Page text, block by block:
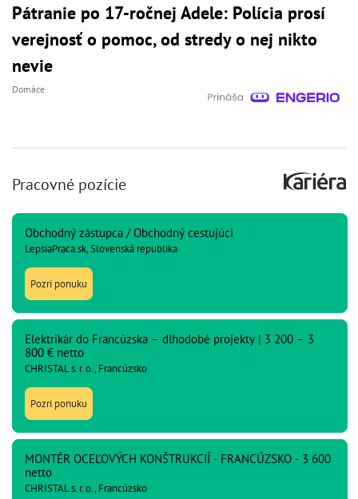
Pátranie po 17-ročnej Adele: Polícia prosí
verejnosť o pomoc, od stredy o nej nikto
nevie
Domáce
Pracovné pozície
Obchodný zástupca / Obchodný cestujúci
LepsiaPraca.sk, Slovenská republika
Pozri ponuku
Elektrikár do Francúzska – dlhodobé projekty | 3 200 – 3
800 € netto
CHRISTAL s. r. o., Francúzsko
Pozri ponuku
MONTÉR OCEĽOVÝCH KONŠTRUKCIÍ - FRANCÚZSKO - 3 600
netto
CHRISTAL s. r. o., Francúzsko